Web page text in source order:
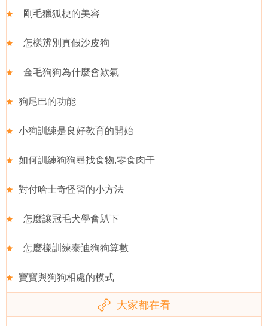
剛毛獵狐梗的美容
怎樣辨別真假沙皮狗
金毛狗狗為什麼會歎氣
狗尾巴的功能
小狗訓練是良好教育的開始
如何訓練狗狗尋找食物,零食肉干
對付哈士奇怪習的小方法
怎麼讓冠毛犬學會趴下
怎麼樣訓練泰迪狗狗算數
寶寶與狗狗相處的模式
大家都在看